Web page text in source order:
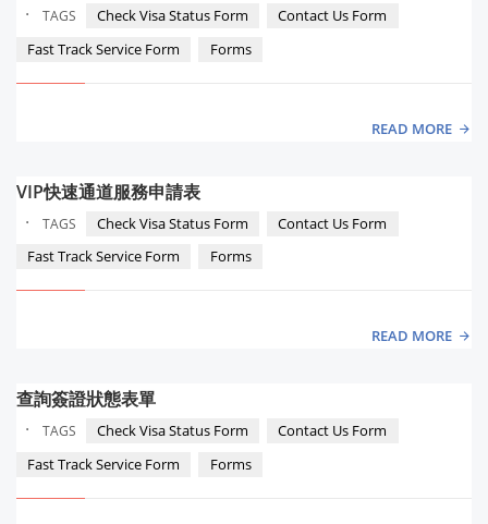
·
TAGS Check Visa Status Form
Contact Us Form
Fast Track Service Form
Forms
READ MORE
VIP快速通道服務申請表
·
TAGS Check Visa Status Form
Contact Us Form
Fast Track Service Form
Forms
READ MORE
查詢簽證狀態表單
·
TAGS Check Visa Status Form
Contact Us Form
Fast Track Service Form
Forms